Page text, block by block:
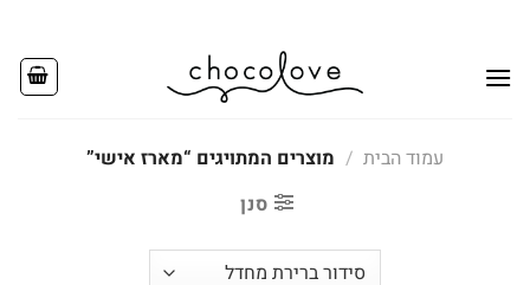
content
עמוד הבית / מוצרים המתויגים “מארז אישי”
סנן